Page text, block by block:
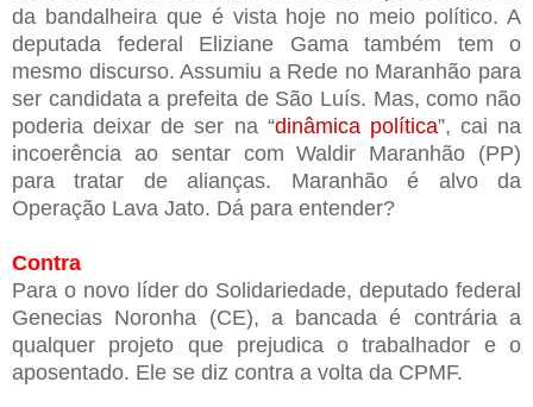
da bandalheira que é vista hoje no meio político. A
deputada federal Eliziane Gama também tem o
mesmo discurso. Assumiu a Rede no Maranhão para
ser candidata a prefeita de São Luís. Mas, como não
poderia deixar de ser na “dinâmica política”, cai na
incoerência ao sentar com Waldir Maranhão (PP)
para tratar de alianças. Maranhão é alvo da
Operação Lava Jato. Dá para entender?
Contra
Para o novo líder do Solidariedade, deputado federal
Genecias Noronha (CE), a bancada é contrária a
qualquer projeto que prejudica o trabalhador e o
aposentado. Ele se diz contra a volta da CPMF.